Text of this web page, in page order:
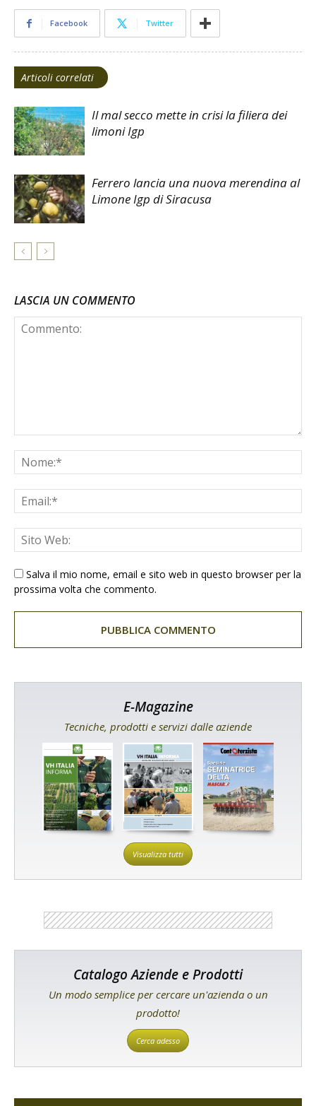
Facebook Twitter
Articoli correlati
Il mal secco mette in crisi la filiera dei
limoni Igp
Ferrero lancia una nuova merendina al
Limone Igp di Siracusa
LASCIA UN COMMENTO
Salva il mio nome, email e sito web in questo browser per la
prossima volta che commento.
E-Magazine
Tecniche, prodotti e servizi dalle aziende
Visualizza tutti
Catalogo Aziende e Prodotti
Un modo semplice per cercare un'azienda o un
prodotto!
Cerca adesso